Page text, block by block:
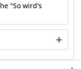
"So wird's